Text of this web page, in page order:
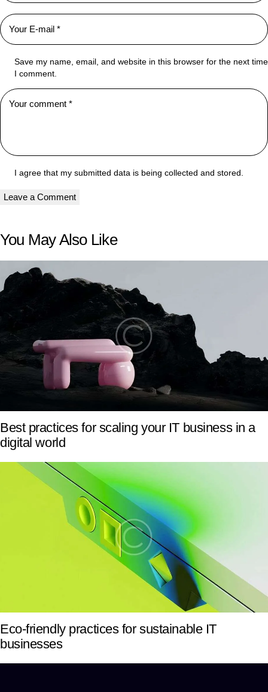
Save my name, email, and website in this browser for the next time
I comment.
I agree that my submitted data is being collected and stored.
You May Also Like
Best practices for scaling your IT business in a
digital world
Eco-friendly practices for sustainable IT
businesses